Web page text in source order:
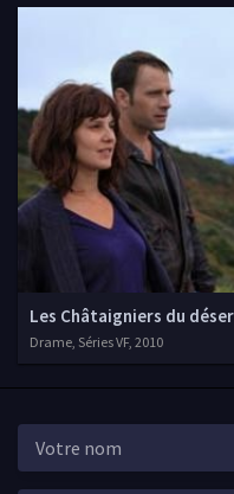
Les Châtaigniers du
Drame, Séries VF, 2010